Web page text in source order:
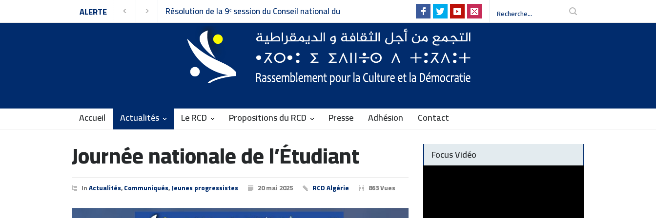
ALERTE
de la 9ᵉ session du Conseil national du
pour la Culture et la Démocratie
Invitation à la presse - دعوة إلى وسائل الإعلام Faire vivre le pluralisme, défendre les libertés-
Communiqué du RCD
Accueil Actualités Le RCD Propositions du RCD Presse Adhésion Contact
Journée nationale de l’Étudiant
InActualités,Communiqués,Jeunes progressistes 20 mai 2025 RCD Algérie 863 Vues
Focus Vidéo